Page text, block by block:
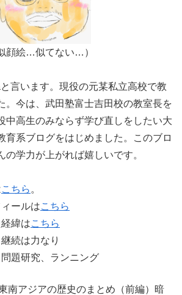
顔絵…似てない…）
言います。現役の元某私立高校で教
。今は、武田塾富士吉田校の教室長を
中高生のみならず学び直しをしたい大
育系ブログをはじめました。このブロ
の学力が上がれば嬉しいです。
こちら 。
ールはこちら
緯はこちら
続は力なり
題研究、ランニング
南アジアの歴史のまとめ（前編）暗